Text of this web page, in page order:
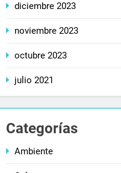
diciembre 2023
noviembre 2023
octubre 2023
julio 2021
Categorías
Ambiente